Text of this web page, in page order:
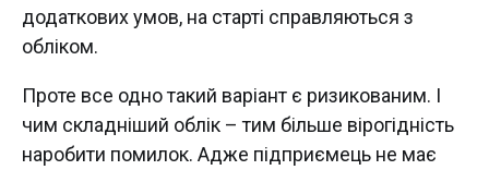
додаткових умов, на старті справляються з
обліком.
Проте все одно такий варіант є ризикованим. І
чим складніший облік – тим більше вірогідність
наробити помилок. Адже підприємець не має